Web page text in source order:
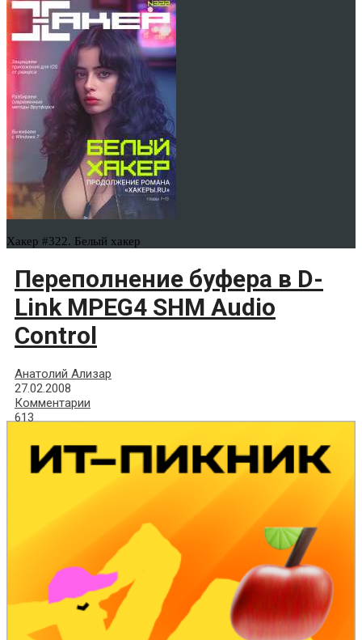
Хакер #322. Белый хакер
Переполнение буфера в D-
Link MPEG4 SHM Audio
Control
Анатолий Ализар
27.02.2008
Комментарии
613